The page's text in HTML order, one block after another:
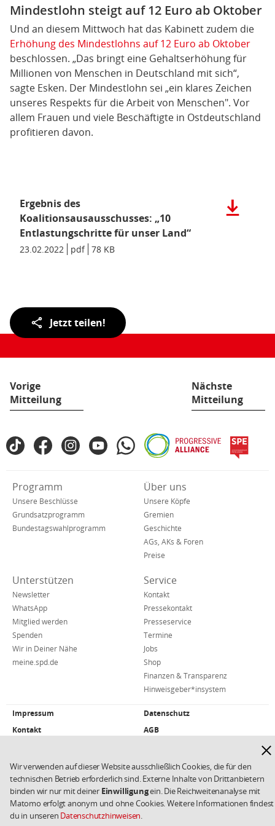
Wir verwenden auf dieser Website ausschließlich Cookies, die für den
technischen Betrieb erforderlich sind. Externe Inhalte von Drittanbietern
binden wir nur mit deiner Einwilligungein. Die Reichweitenanalyse mit
Matomo erfolgt anonym und ohne Cookies. Weitere Informationen findest
du in unseren Datenschutzhinweisen.
Mindestlohn steigt auf 12 Euro ab Oktober
Und an diesem Mittwoch hat das Kabinett zudem die
Erhöhung des Mindestlohns auf 12 Euro ab Oktober
beschlossen. „Das bringt eine Gehaltserhöhung für
Millionen von Menschen in Deutschland mit sich“,
sagte Esken. Der Mindestlohn sei „ein klares Zeichen
unseres Respekts für die Arbeit von Menschen". Vor
allem Frauen und viele Beschäftigte in Ostdeutschland
profitieren davon.
Ergebnis des
Koalitionsausausschusses: „10
Entlastungschritte für unser Land“
Metadaten:
Datum/Gültigkeit:
23.02.2022 Dateiformat:
pdf Dateigröße:
78 KB
der
Teilen
der
Jetzt teilen!
Vorige
Mitteilung
Nächste
Mitteilung
Fußbereich
SPD
sozialen
Netzwerken
TikTokFacebookInstagramYouTubeWhatsAppProgressive
Alliance
Verkürzte
Navigation
Programm
Unsere Beschlüsse
Grundsatzprogramm
Bundestagswahlprogramm
Über uns
Unsere Köpfe
Gremien
Geschichte
AGs, AKs & Foren
Preise
Unterstützen
Newsletter
WhatsApp
Mitglied werden
Spenden
Wir in Deiner Nähe
meine.spd.de
Service
Kontakt
Pressekontakt
Presseservice
Termine
Jobs
Shop
Finanzen & Transparenz
Hinweisgeber*insystem
Weiterführende
Links/Kleingedrucktes
Impressum
Datenschutz
Kontakt
AGB